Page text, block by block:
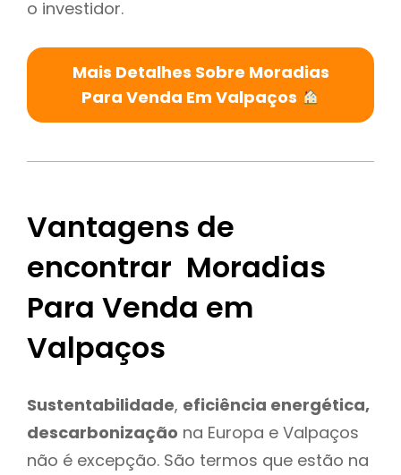
o investidor.
Mais Detalhes Sobre Moradias
Para Venda Em Valpaços
Vantagens de
encontrar Moradias
Para Venda em
Valpaços
Sustentabilidade, eficiência energética,
descarbonização na Europa e Valpaços
não é excepção. São termos que estão na